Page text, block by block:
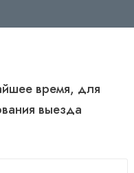
время, для
выезда